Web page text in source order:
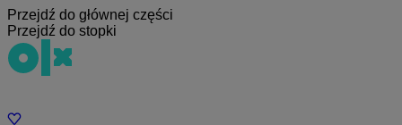
Przejdź do głównej części
Przejdź do stopki